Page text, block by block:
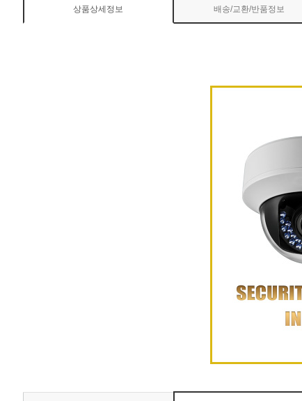
상품상세정보 배송/교환/반품정보